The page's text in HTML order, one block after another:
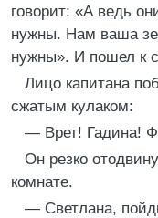
говорит: «А ведь
нужны. Нам ваша
нужны». И пошел к
Лицо капитана
сжатым кулаком:
— Врет! Гадина!
Он резко
комнате.
— Светлана,